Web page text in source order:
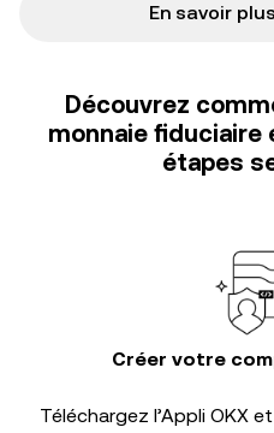
En savoir
Découvrez
monnaie
étapes
Créer votre
Téléchargez l’Appli OKX